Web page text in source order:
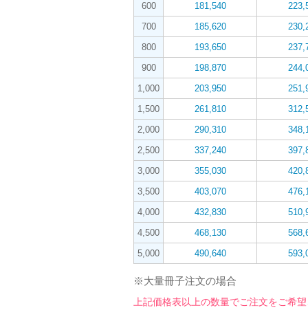
600
181,540
700
185,620
800
193,650
900
198,870
1,000
203,950
1,500
261,810
2,000
290,310
2,500
337,240
3,000
355,030
3,500
403,070
4,000
432,830
4,500
468,130
5,000
490,640
※大量冊子注文の場合
上記価格表以上の数量でご注文をご希